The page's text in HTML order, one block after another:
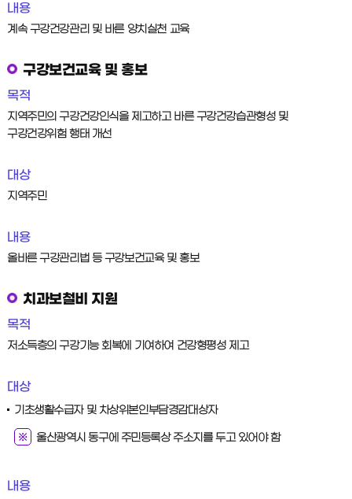
내용
계속 구강건강관리 및 바른 양치실천 교육
구강보건교육 및 홍보
목적
지역주민의 구강건강인식을 제고하고 바른 구강건강습관형성 및
구강건강위험 행태 개선
대상
지역주민
내용
올바른 구강관리법 등 구강보건교육 및 홍보
치과보철비 지원
목적
저소득층의 구강기능 회복에 기여하여 건강형평성 제고
대상
기초생활수급자 및 차상위본인부담경감대상자
울산광역시 동구에 주민등록상 주소지를 두고 있어야 함
내용